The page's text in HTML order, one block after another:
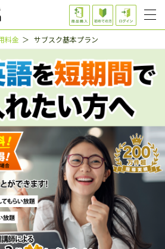
料金 ＞ サブスク基本プラン